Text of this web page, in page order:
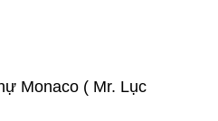
Monaco ( Mr. Lục